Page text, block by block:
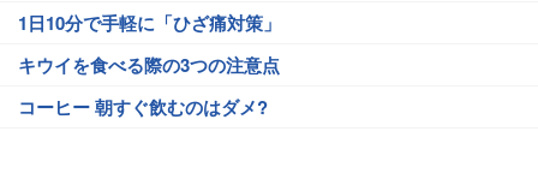
1日10分で手軽に「ひざ痛対策」
キウイを食べる際の3つの注意点
コーヒー 朝すぐ飲むのはダメ?